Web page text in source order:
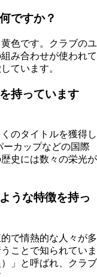
ですか？
色です。クラブのユ
み合わせが使われて
ています。
持っています
のタイトルを獲得し
ーカップなどの国際
史には数々の栄光が
うな特徴を持っ
で情熱的な人々が多
ことで知られていま
」と呼ばれ、クラブ